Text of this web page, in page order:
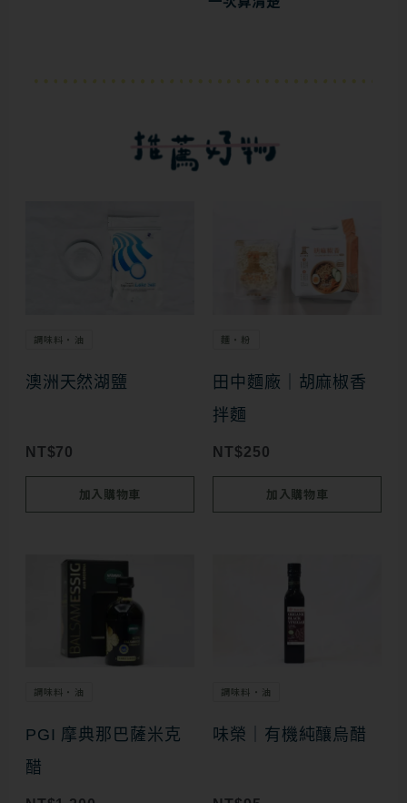
調味料・油
澳洲天然湖鹽
NT$70
加入購物車
麵・粉
田中麵廠｜胡麻椒香
拌麵
NT$250
加入購物車
調味料・油
PGI 摩典那巴薩米克
醋
調味料・油
味榮｜有機純釀烏醋